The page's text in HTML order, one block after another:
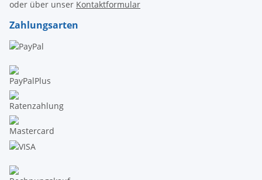
oder über unser Kontaktformular
Zahlungsarten